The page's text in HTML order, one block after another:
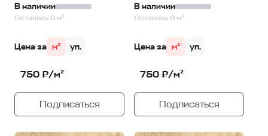
В наличии
Осталось 0 м²
Цена за м² уп.
750 ₽/м²
Подписаться
В наличии
Осталось 0 м²
Цена за м² уп.
750 ₽/м²
Подписаться